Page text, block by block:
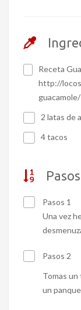
Receta
http://
guacamole/
2 latas de
4 tacos
Pasos
Pasos 1
Una vez
Pasos 2
Tomas un
un